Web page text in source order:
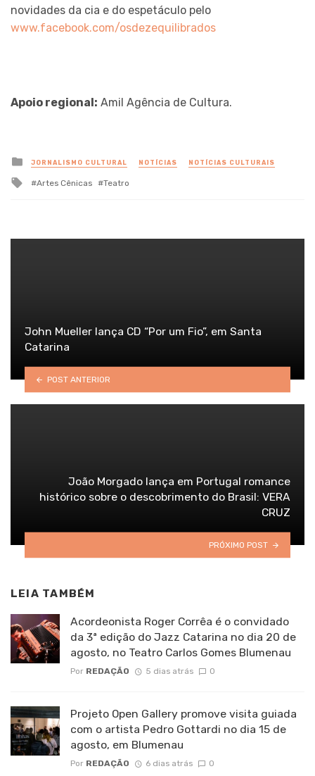
novidades da cia e do espetáculo pelo
www.facebook.com/osdezequilibrados
Apoio regional: Amil Agência de Cultura.
Posted
in
JORNALISMO CULTURAL NOTÍCIAS NOTÍCIAS CULTURAIS
Tagged
Artes Cênicas Teatro
John Mueller lança CD “Por um Fio”, em Santa
Catarina
POST ANTERIOR
João Morgado lança em Portugal romance
histórico sobre o descobrimento do Brasil: VERA
CRUZ
PRÓXIMO POST
LEIA TAMBÉM
Acordeonista Roger Corrêa é o convidado
da 3ª edição do Jazz Catarina no dia 20 de
agosto, no Teatro Carlos Gomes Blumenau
Por REDAÇÃO 5 dias atrás 0
Projeto Open Gallery promove visita guiada
com o artista Pedro Gottardi no dia 15 de
agosto, em Blumenau
Por REDAÇÃO 6 dias atrás 0